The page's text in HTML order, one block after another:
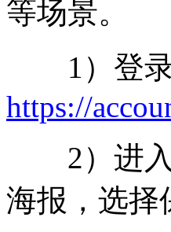
等场景。
1）登录
https://
2）进入
海报，选择